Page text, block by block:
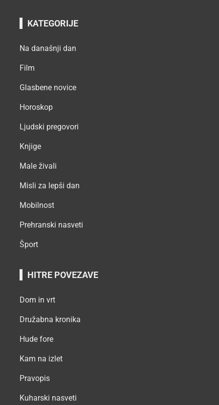
KATEGORIJE
Na današnji dan
Film
Glasbene novice
Horoskop
Ljudski pregovori
Knjige
Male živali
Misli za lepši dan
Mobilnost
Prehranski nasveti
Šport
HITRE POVEZAVE
Dom in vrt
Družabna kronika
Hude fore
Kam na izlet
Pravopis
Kuharski nasveti